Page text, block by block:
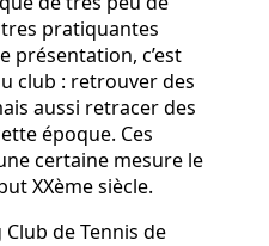
pratiquantes
présentation, c’est
club : retrouver des
aussi retracer des
époque. Ces
certaine mesure le
XXème siècle.
Club de Tennis de